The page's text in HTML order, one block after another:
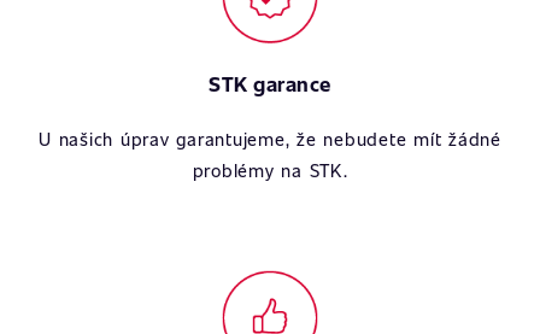
STK garance
U našich úprav garantujeme, že nebudete mít žádné
problémy na STK.